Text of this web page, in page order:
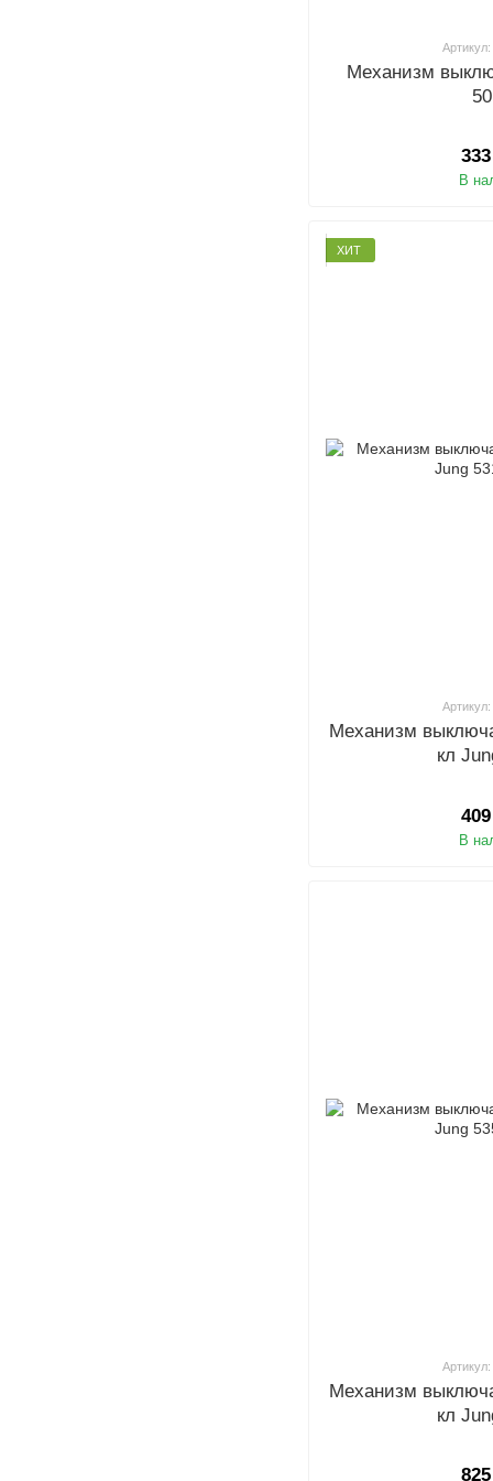
Механизм
В
ХИТ
Механизм
кл
В
Механизм
кл